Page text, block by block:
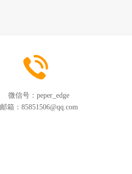
微信号： peper_edge
邮箱： 85851506@qq.com